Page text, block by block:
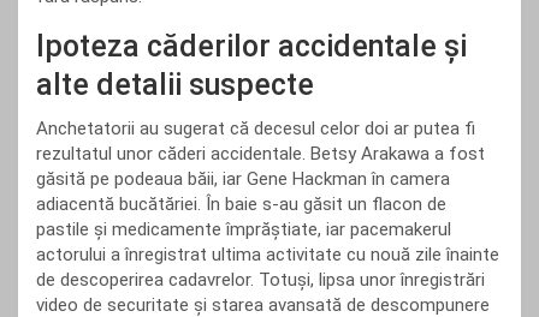
Ipoteza căderilor accidentale și
alte detalii suspecte
Anchetatorii au sugerat că decesul celor doi ar putea fi
rezultatul unor căderi accidentale. Betsy Arakawa a fost
găsită pe podeaua băii, iar Gene Hackman în camera
adiacentă bucătăriei. În baie s-au găsit un flacon de
pastile și medicamente împrăștiate, iar pacemakerul
actorului a înregistrat ultima activitate cu nouă zile înainte
de descoperirea cadavrelor. Totuși, lipsa unor înregistrări
video de securitate și starea avansată de descompunere